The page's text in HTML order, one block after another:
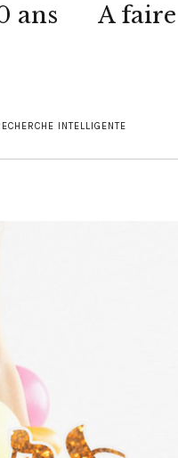
ans A
INTELLIGENTE